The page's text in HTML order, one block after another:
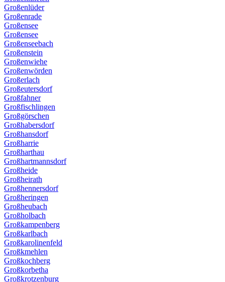
Großenlüder
Großenrade
Großensee
Großensee
Großenseebach
Großenstein
Großenwiehe
Großenwörden
Großerlach
Großeutersdorf
Großfahner
Großfischlingen
Großgörschen
Großhabersdorf
Großhansdorf
Großharrie
Großharthau
Großhartmannsdorf
Großheide
Großheirath
Großhennersdorf
Großheringen
Großheubach
Großholbach
Großkampenberg
Großkarlbach
Großkarolinenfeld
Großkmehlen
Großkochberg
Großkorbetha
Großkrotzenburg